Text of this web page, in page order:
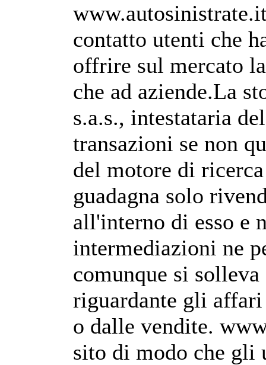
contatto utenti che
offrire sul mercato
che ad aziende.La
s.a.s., intestataria
transazioni se non
del motore di
guadagna solo
all'interno di esso e
intermediazioni ne
comunque si
riguardante gli
o dalle vendite.
sito di modo che gli